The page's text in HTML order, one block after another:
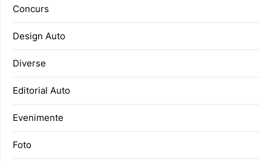
Concurs
Design Auto
Diverse
Editorial Auto
Evenimente
Foto